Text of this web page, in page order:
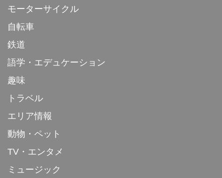
モーターサイクル
自転車
鉄道
語学・エデュケーション
趣味
トラベル
エリア情報
動物・ペット
TV・エンタメ
ミュージック